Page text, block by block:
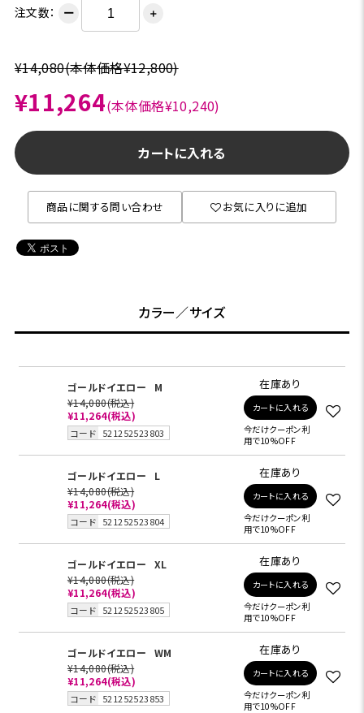
注文数： ー ＋
¥14,080(本体価格¥12,800)
¥11,264(本体価格¥10,240)
カートに入れる
商品に関する問い合わせ お気に入りに追加
カラー／サイズ
ゴールドイエロー
M
¥14,080(税込)
¥11,264(税込)
コード 521252523803
在庫あり
カートに入れる
今だけクーポン利
用で10%OFF
ゴールドイエロー
L
¥14,080(税込)
¥11,264(税込)
コード 521252523804
在庫あり
カートに入れる
今だけクーポン利
用で10%OFF
ゴールドイエロー
XL
¥14,080(税込)
¥11,264(税込)
コード 521252523805
在庫あり
カートに入れる
今だけクーポン利
用で10%OFF
ゴールドイエロー
WM
¥14,080(税込)
¥11,264(税込)
コード 521252523853
在庫あり
カートに入れる
今だけクーポン利
用で10%OFF